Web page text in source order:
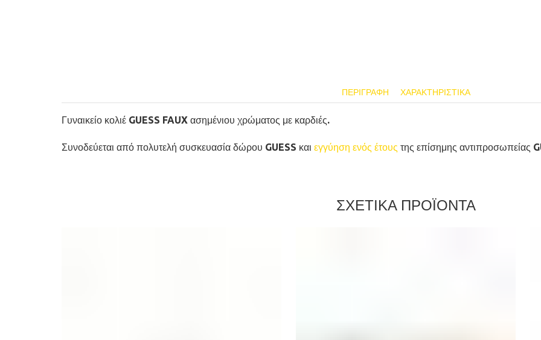
ΠΕΡΙΓΡΑΦΉ ΧΑΡΑΚΤΗΡΙΣΤΙΚΆ
Γυναικείο κολιέ GUESS FAUX ασημένιου χρώματος με καρδιές.
Συνοδεύεται από πολυτελή συσκευασία δώρου GUESS και εγγύηση ενός έτους της επίσημης αντιπροσωπείας
ΣΧΕΤΙΚΑ ΠΡΟΪΟΝΤΑ